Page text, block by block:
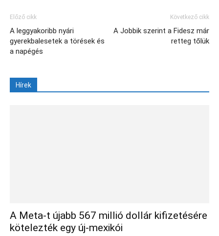
Előző cikk
A leggyakoribb nyári
gyerekbalesetek a törések és
a napégés
Következő cikk
A Jobbik szerint a Fidesz már
retteg tőlük
Hírek
A Meta-t újabb 567 millió dollár kifizetésére
kötelezték egy új-mexikói